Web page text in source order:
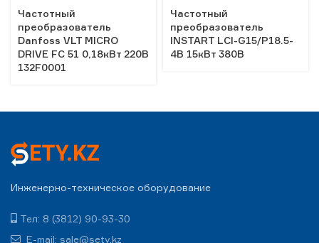
Частотный
преобразователь
Danfoss VLT MICRO
DRIVE FC 51 0,18кВт 220В
132F0001
Частотный
преобразователь
INSTART LCI-G15/Р18.5-
4B 15кВт 380В
Инженерно-техническое оборудование
Тел: 8 (3812) 90-93-30
E-mail: sale@sety.kz